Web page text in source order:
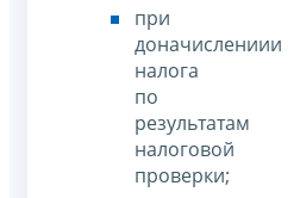
при
доначислениии
налога
по
результатам
налоговой
проверки;